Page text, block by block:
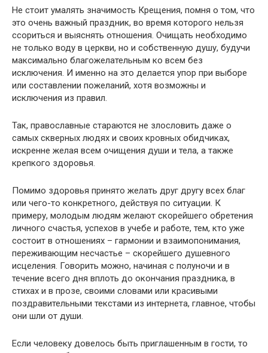
Не стоит умалять значимость Крещения, помня о том, что
это очень важный праздник, во время которого нельзя
ссориться и выяснять отношения. Очищать необходимо
не только воду в церкви, но и собственную душу, будучи
максимально благожелательным ко всем без
исключения. И именно на это делается упор при выборе
или составлении пожеланий, хотя возможны и
исключения из правил.
Так, православные стараются не злословить даже о
самых скверных людях и своих кровных обидчиках,
искренне желая всем очищения души и тела, а также
крепкого здоровья.
Помимо здоровья принято желать друг другу всех благ
или чего-то конкретного, действуя по ситуации. К
примеру, молодым людям желают скорейшего обретения
личного счастья, успехов в учебе и работе, тем, кто уже
состоит в отношениях – гармонии и взаимопонимания,
переживающим несчастье – скорейшего душевного
исцеления. Говорить можно, начиная с полуночи и в
течение всего дня вплоть до окончания праздника, в
стихах и в прозе, своими словами или красивыми
поздравительными текстами из интернета, главное, чтобы
они шли от души.
Если человеку довелось быть приглашенным в гости, то